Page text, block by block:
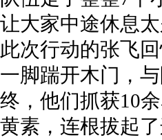
让大家中途休息
此次行动的张飞
一脚踹开木门，
终，他们抓获10
黄素，连根拔起